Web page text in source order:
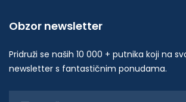
Obzor newsletter
Pridruži se naših 10 000 + putnika koji na
newsletter s fantastičnim ponudama.